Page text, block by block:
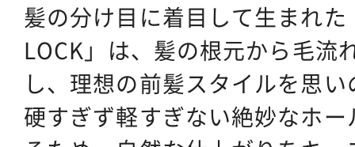
髪の分け目に着目して生まれた
LOCK」は、髪の根元から毛流
し、理想の前髪スタイルを思
硬すぎず軽すぎない絶妙なホ